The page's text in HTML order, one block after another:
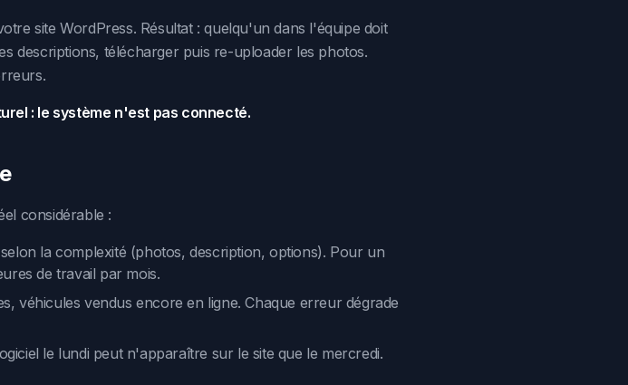
site WordPress. Résultat : quelqu'un dans l'équipe doit
descriptions, télécharger puis re-uploader les photos.
: le système n'est pas connecté.
considérable :
la complexité (photos, description, options). Pour un
de travail par mois.
véhicules vendus encore en ligne. Chaque erreur dégrade
le lundi peut n'apparaître sur le site que le mercredi.